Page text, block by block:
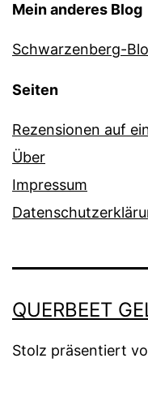
Mein anderes Blog
Schwarzenberg-
Seiten
Rezensionen auf
Über
Impressum
QUERBEET
Stolz präsentiert